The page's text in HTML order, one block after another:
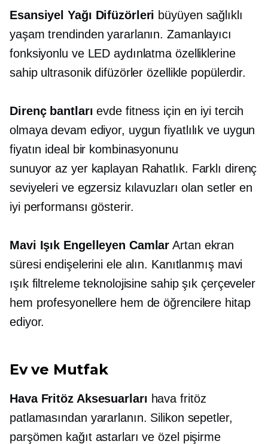
Esansiyel Yağı Difüzörleri büyüyen sağlıklı
yaşam trendinden yararlanın. Zamanlayıcı
fonksiyonlu ve LED aydınlatma özelliklerine
sahip ultrasonik difüzörler özellikle popülerdir.
Direnç bantları evde fitness için en iyi tercih
olmaya devam ediyor, uygun fiyatlılık ve uygun
fiyatın ideal bir kombinasyonunu
sunuyoraz yer kaplayan Rahatlık. Farklı direnç
seviyeleri ve egzersiz kılavuzları olan setler en
iyi performansı gösterir.
Mavi Işık Engelleyen Camlar Artan ekran
süresi endişelerini ele alın. Kanıtlanmış mavi
ışık filtreleme teknolojisine sahip şık çerçeveler
hem profesyonellere hem de öğrencilere hitap
ediyor.
Ev ve Mutfak
Hava Fritöz Aksesuarları hava fritöz
patlamasından yararlanın. Silikon sepetler,
parşömen kağıt astarları ve özel pişirme